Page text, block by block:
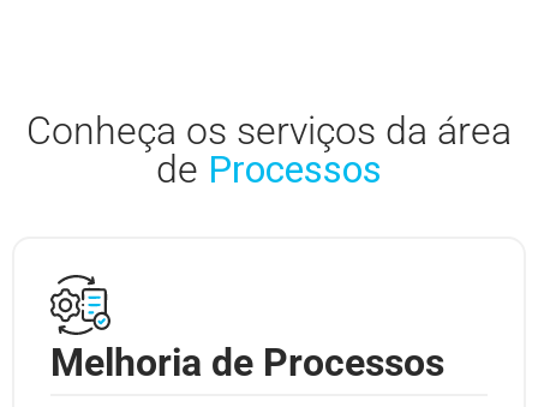
Conheça os serviços da área
de Processos
Melhoria de Processos